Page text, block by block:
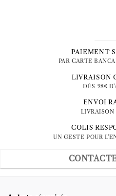
PAIEMENT
PAR CARTE
LIVRAISON
DÈS 98€
ENVOI
LIVRAISON
COLIS
UN GESTE POUR